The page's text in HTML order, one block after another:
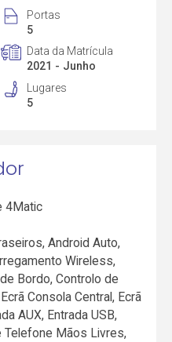
Portas
5
Data da Matrícula
2021 - Junho
Lugares
5
4Matic
Android Auto,
Wireless,
Bordo, Controlo de
Consola Central, Ecrã
AUX, Entrada USB,
Telefone Mãos Livres,